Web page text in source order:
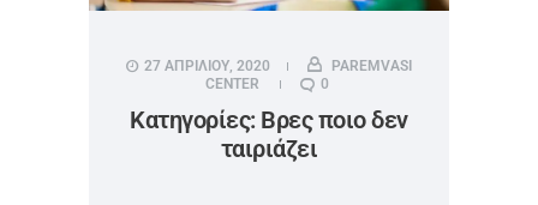
27 ΑΠΡΙΛΙΟΥ, 2020
PAREMVASI
CENTER
0
Κατηγορίες: Βρες ποιο δεν
ταιριάζει